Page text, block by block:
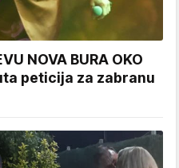
NOVA BURA OKO
peticija za zabranu